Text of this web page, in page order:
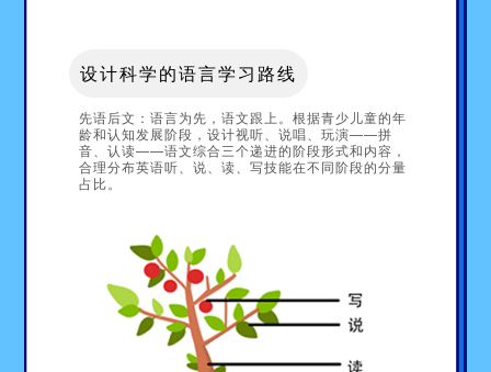
设计科学的语言学习路线
先语后文：语言为先，语文跟上。根据青少儿童的年
龄和认知发展阶段，设计视听、说唱、玩演——拼
音、认读——语文综合三个递进的阶段形式和内容，
合理分布英语听、说、读、写技能在不同阶段的分量
占比。